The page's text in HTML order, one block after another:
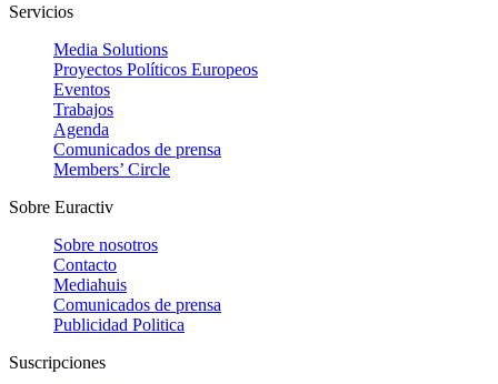
Servicios
Media Solutions
Proyectos Políticos Europeos
Eventos
Trabajos
Agenda
Comunicados de prensa
Members’ Circle
Sobre Euractiv
Sobre nosotros
Contacto
Mediahuis
Comunicados de prensa
Publicidad Politica
Suscripciones